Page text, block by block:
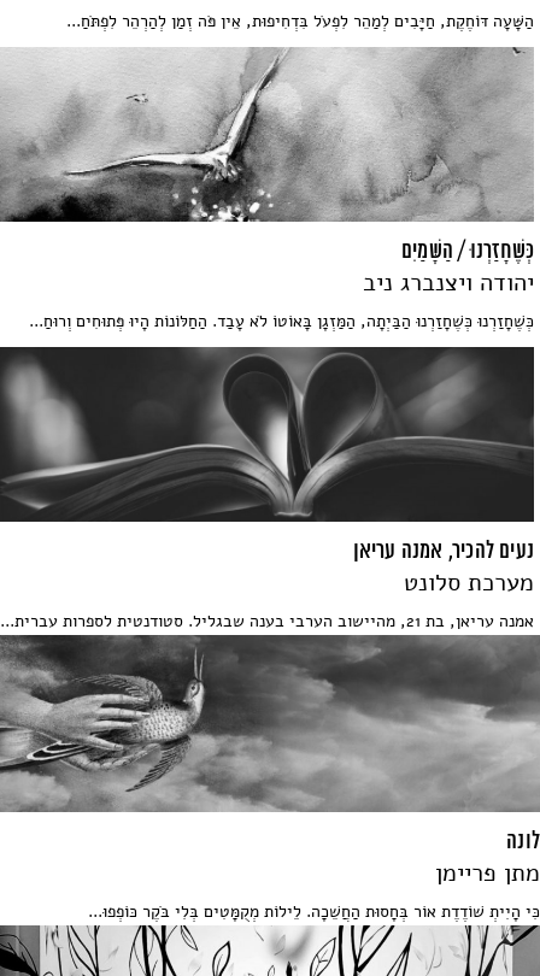
הַשָּׁעָה דּוֹחֶקֶת, חַיָּבִים לְמַהֵר לִפְעֹל בִּדְחִיפוּת, אֵין פֹּה זְמַן לְהַרְהֵר לִפְתֹּחַ...
כְּשֶׁחָזַרְנוּ / הַשָּׁמַיִם
יהודה ויצנברג ניב
כְּשֶׁחָזַרְנוּ כְּשֶׁחָזַרְנוּ הַבַּיְתָה, הַמַּזְגָן בָּאוֹטוֹ לֹא עָבַד. הַחַלּוֹנוֹת הָיוּ פְּתוּחִים וְרוּחַ...
נעים להכיר, אמנה עריאן
מערכת סלונט
אמנה עריאן, בת 21, מהיישוב הערבי בענה שבגליל. סטודנטית לספרות עברית...
לונה
מתן פריימן
כִּי הָיִיתְ שׁוֹדֶדֶת אוֹר בְּחָסוּת הַחֲשֵׁכָה. לֵילוֹת מְקֻמָּטִים בְּלִי בֹּקֶר כּוֹפְפוּ...